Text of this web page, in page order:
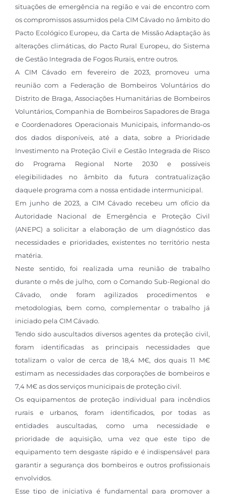
situações de emergência na região e vai de encontro com
os compromissos assumidos pela CIM Cávado no âmbito do
Pacto Ecológico Europeu, da Carta de Missão Adaptação às
alterações climáticas, do Pacto Rural Europeu, do Sistema
de Gestão Integrada de Fogos Rurais, entre outros.
A CIM Cávado em fevereiro de 2023, promoveu uma
reunião com a Federação de Bombeiros Voluntários do
Distrito de Braga, Associações Humanitárias de Bombeiros
Voluntários, Companhia de Bombeiros Sapadores de Braga
e Coordenadores Operacionais Municipais, informando-os
dos dados disponíveis, até a data, sobre a Prioridade
Investimento na Proteção Civil e Gestão Integrada de Risco
do Programa Regional Norte 2030 e possíveis
elegibilidades no âmbito da futura contratualização
daquele programa com a nossa entidade intermunicipal.
Em junho de 2023, a CIM Cávado recebeu um ofício da
Autoridade Nacional de Emergência e Proteção Civil
(ANEPC) a solicitar a elaboração de um diagnóstico das
necessidades e prioridades, existentes no território nesta
matéria.
Neste sentido, foi realizada uma reunião de trabalho
durante o mês de julho, com o Comando Sub-Regional do
Cávado, onde foram agilizados procedimentos e
metodologias, bem como, complementar o trabalho já
iniciado pela CIM Cávado.
Tendo sido auscultados diversos agentes da proteção civil,
foram identificadas as principais necessidades que
totalizam o valor de cerca de 18,4 M€, dos quais 11 M€
estimam as necessidades das corporações de bombeiros e
7,4 M€ as dos serviços municipais de proteção civil.
Os equipamentos de proteção individual para incêndios
rurais e urbanos, foram identificados, por todas as
entidades auscultadas, como uma necessidade e
prioridade de aquisição, uma vez que este tipo de
equipamento tem desgaste rápido e é indispensável para
garantir a segurança dos bombeiros e outros profissionais
envolvidos.
Esse tipo de iniciativa é fundamental para promover a